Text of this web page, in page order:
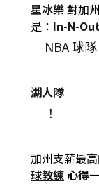
星冰樂對加
是： In-N-
NBA 球
湖人隊
！
加州支薪最
球教練 心得